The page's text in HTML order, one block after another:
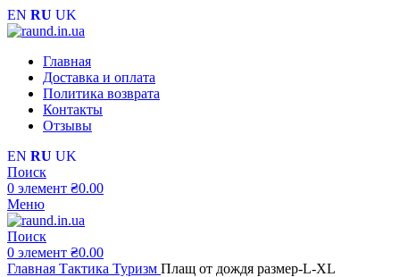
EN RU UK
Главная
Доставка и оплата
Политика возврата
Контакты
Отзывы
EN RU UK
Поиск
0 элемент ₴0.00
Меню
Поиск
0 элемент ₴0.00
Главная Тактика Туризм Плащ от дождя размер-L-XL